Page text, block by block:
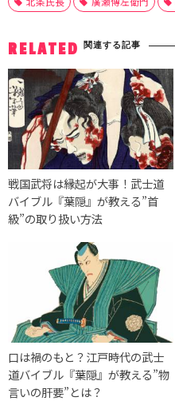
RELATED 関連する記事
戦国武将は縁起が大事！武士道
バイブル『葉隠』が教える”首
級”の取り扱い方法
口は禍のもと？江戸時代の武士
道バイブル『葉隠』が教える”物
言いの肝要”とは？